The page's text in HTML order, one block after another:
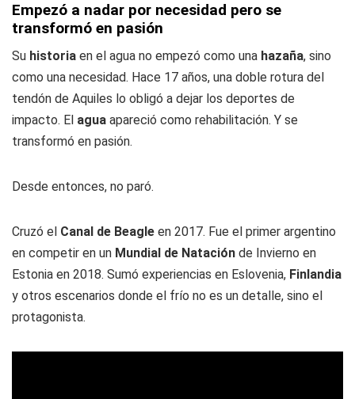
Empezó a nadar por necesidad pero se
transformó en pasión
Su historia en el agua no empezó como una hazaña, sino
como una necesidad. Hace 17 años, una doble rotura del
tendón de Aquiles lo obligó a dejar los deportes de
impacto. El agua apareció como rehabilitación. Y se
transformó en pasión.
Desde entonces, no paró.
Cruzó el Canal de Beagle en 2017. Fue el primer argentino
en competir en un Mundial de Natación de Invierno en
Estonia en 2018. Sumó experiencias en Eslovenia, Finlandia
y otros escenarios donde el frío no es un detalle, sino el
protagonista.